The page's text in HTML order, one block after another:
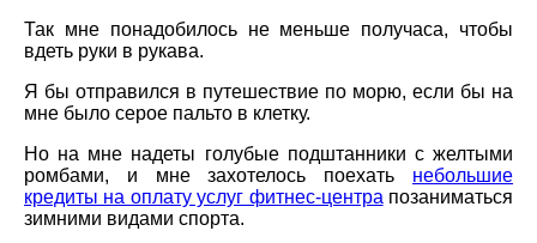
Так мне понадобилось не меньше получаса, чтобы
вдеть руки в рукава.
Я бы отправился в путешествие по морю, если бы на
мне было серое пальто в клетку.
Но на мне надеты голубые подштанники с желтыми
ромбами, и мне захотелось поехать небольшие
кредиты на оплату услуг фитнес-центра позаниматься
зимними видами спорта.